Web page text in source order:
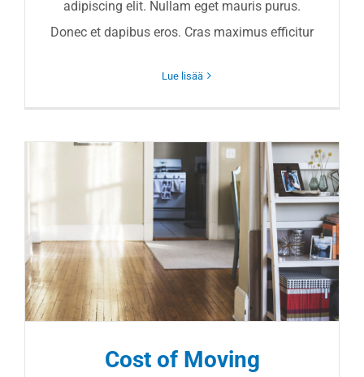
adipiscing elit. Nullam eget mauris purus.
Donec et dapibus eros. Cras maximus efficitur
Lue lisää
Cost of Moving